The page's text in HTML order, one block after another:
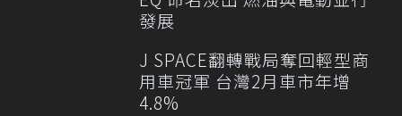
發展
J SPACE翻轉戰局奪回輕型商
用車冠軍 台灣2月車市年增
4.8%